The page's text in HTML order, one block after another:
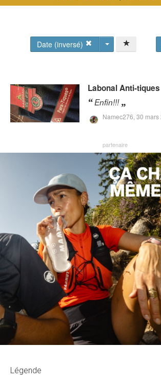
Date (inversé)
LabonalAnti-tiques
Enfin!!!
Namec276, 30 mars
Légende